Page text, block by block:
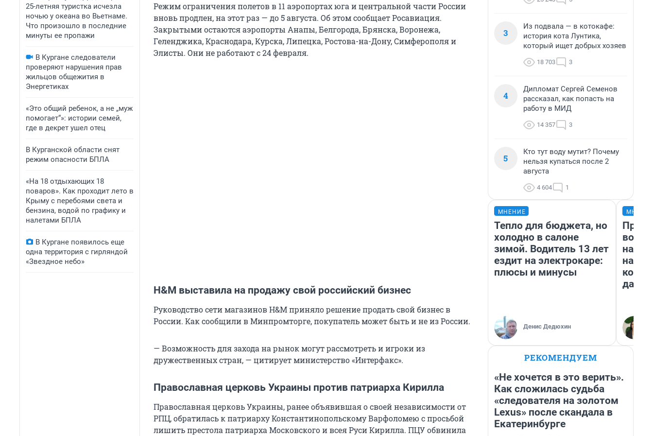
25-летняя туристка исчезла
ночью у океана во Вьетнаме.
Что произошло в последние
минуты ее пропажи
В Кургане следователи
проверяют нарушения прав
жильцов общежития в
Энергетиках
«Это общий ребенок, а не „муж
помогает“»: истории семей,
где в декрет ушел отец
В Курганской области снят
режим опасности БПЛА
«На 18 отдыхающих 18
поваров». Как проходит лето в
Крыму с перебоями света и
бензина, водой по графику и
налетами БПЛА
В Кургане появилось еще
одна территория с гирляндой
«Звездное небо»
Режим ограничения полетов в 11 аэропортах юга и центральной части России
вновь продлен, на этот раз — до 5 августа. Об этом сообщает Росавиация.
Закрытыми остаются аэропорты Анапы, Белгорода, Брянска, Воронежа,
Геленджика, Краснодара, Курска, Липецка, Ростова-на-Дону, Симферополя и
Элисты. Они не работают с 24 февраля.
H&M выставила на продажу свой российский бизнес
Руководство сети магазинов H&M приняло решение продать свой бизнес в
России. Как сообщили в Минпромторге, покупатель может быть и не из России.
— Возможность для захода на рынок могут рассмотреть и игроки из
дружественных стран, — цитирует министерство «Интерфакс».
Православная церковь Украины против патриарха Кирилла
Православная церковь Украины, ранее объявившая о своей независимости от
РПЦ, обратилась к патриарху Константинопольскому Варфоломею с просьбой
лишить престола патриарха Московского и всея Руси Кирилла. ПЦУ обвинила
3
Из подвала — в котокафе:
история кота Лунтика,
который ищет добрых хозяев
18 703 3
4
Дипломат Сергей Семенов
рассказал, как попасть на
работу в МИД
14 357 3
5
Кто тут воду мутит? Почему
нельзя купаться после 2
августа
4 604 1
МНЕНИЕ
Тепло для бюджета, но
холодно в салоне
зимой. Водитель 13 лет
ездит на электрокаре:
плюсы и минусы
Денис Дедюхин
нам
даже
РЕКОМЕНДУЕМ
«Не хочется в это верить».
Как сложилась судьба
«следователя на золотом
Lexus» после скандала в
Екатеринбурге